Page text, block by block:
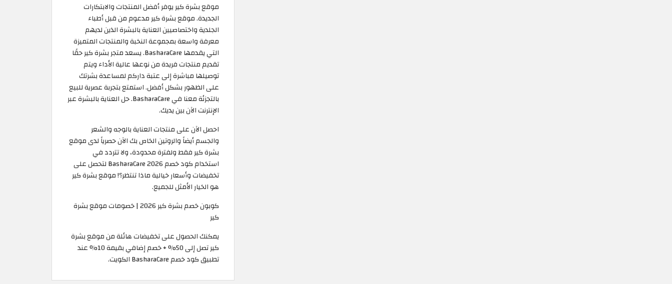
موقع بشرة كير يوفر أفضل المنتجات والابتكارات
الجديدة. موقع بشرة كير مدعوم من قبل أطباء
الجلدية واختصاصيين العناية بالبشرة الذين لديهم
معرفة واسعة بمجموعة النخبة والمنتجات المتميزة
التي يقدمها BasharaCare. يسعد متجر بشرة كير حقًا
تقديم منتجات فريدة من نوعها عالية الأداء ويتم
توصيلها مباشرة إلى عتبة داركم لمساعدة بشرتك
على الظهور بشكل أفضل. استمتع بتجربة عصرية للبيع
بالتجزئة معنا في BasharaCare. حل العناية بالبشرة عبر
الإنترنت الآن بين يديك.
احصل الآن على منتجات العناية بالوجه والشعر
والجسم أيضاً والروتين الخاص بك الآن حصرياً لدى موقع
بشرة كير فقط ولفترة محدودة، ولا تتردد في
استخدام كود خصم BasharaCare 2026 لتحصل على
تخفيضات وأسعار خيالية ماذا تنتظر؟! موقع بشرة كير
هو الخيار الأمثل للجميع.
كوبون خصم بشرة كير 2026 | خصومات موقع بشرة
كير
يمكنك الحصول على تخفيضات هائلة من موقع بشرة
كير تصل إلى 50% + خصم إضافي بقيمة 10% عند
تطبيق كود خصم BasharaCare الكويت.